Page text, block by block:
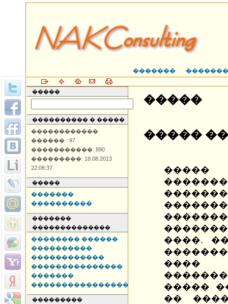
������� �������
�����
���������� � �����
������������
������ : 97
�����������: 890
���������: 18.08.2013
22:08:37
�����
�������
����������
�������
��������������
�������� ������
����������
������������
���������������
�������
����������������
���������
�����
�����
�����
����.
�����
��